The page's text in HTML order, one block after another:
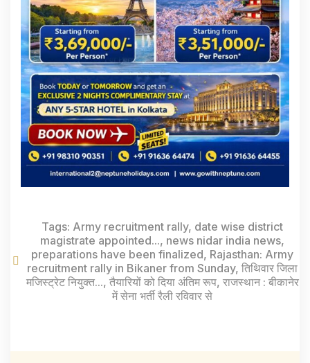
Tags: Army recruitment rally, date wise district
magistrate appointed..., news nidar india news,
preparations have been finalized, Rajasthan: Army
recruitment rally in Bikaner from Sunday, तिथिवार जिला
मजिस्ट्रेट नियुक्त..., तैयारियों को दिया अंतिम रूप, राजस्थान : बीकानेर
में सेना भर्ती रैली रविवार से